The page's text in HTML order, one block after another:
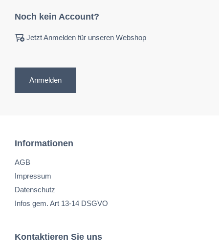
Noch kein Account?
Jetzt Anmelden für unseren Webshop
Anmelden
Informationen
AGB
Impressum
Datenschutz
Infos gem. Art 13-14 DSGVO
Kontaktieren Sie uns